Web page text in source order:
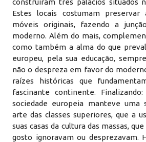
construíram três palácios situados
Estes locais costumam
móveis originais, fazendo a
moderno. Além do mais,
como também a alma do que
europeu, pela sua educação,
não o despreza em favor do
raízes históricas que
fascinante continente.
sociedade europeia manteve uma
arte das classes superiores, que a
suas casas da cultura das massas,
gosto ignoravam ou desprezavam.